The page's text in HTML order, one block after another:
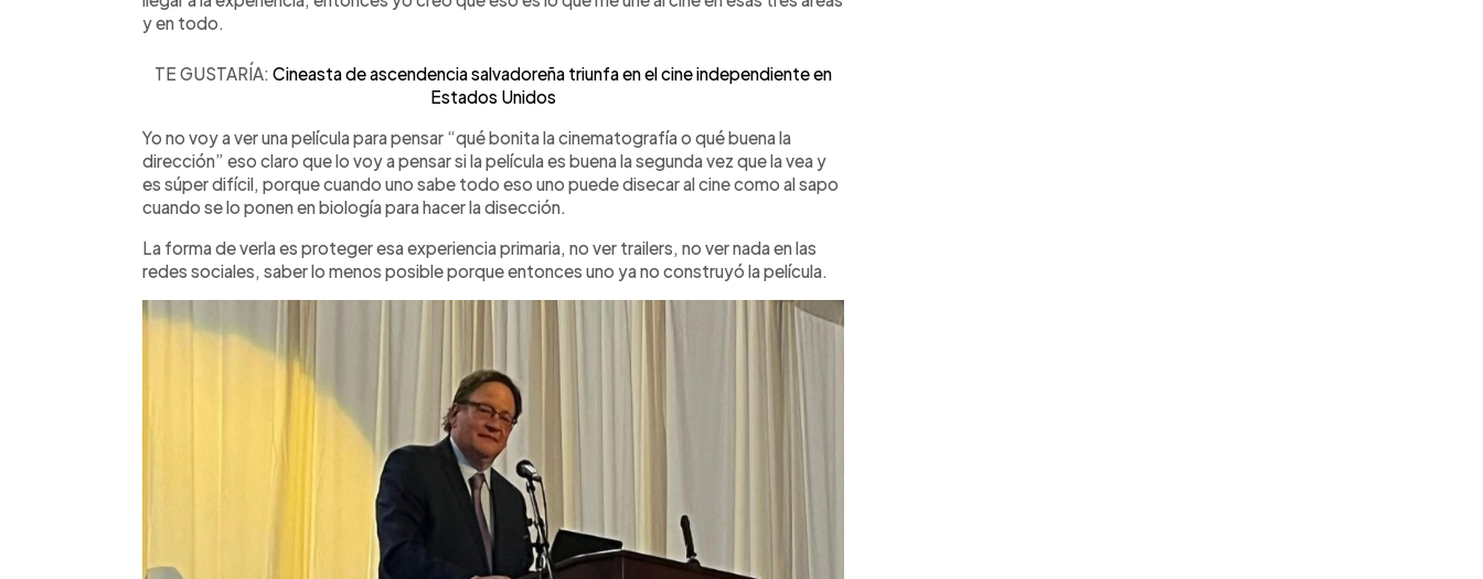
y en todo.
TE GUSTARÍA: Cineasta de ascendencia salvadoreña triunfa en el cine independiente en
Estados Unidos
Yo no voy a ver una película para pensar “qué bonita la cinematografía o qué buena la
dirección” eso claro que lo voy a pensar si la película es buena la segunda vez que la vea y
es súper difícil, porque cuando uno sabe todo eso uno puede disecar al cine como al sapo
cuando se lo ponen en biología para hacer la disección.
La forma de verla es proteger esa experiencia primaria, no ver trailers, no ver nada en las
redes sociales, saber lo menos posible porque entonces uno ya no construyó la película.